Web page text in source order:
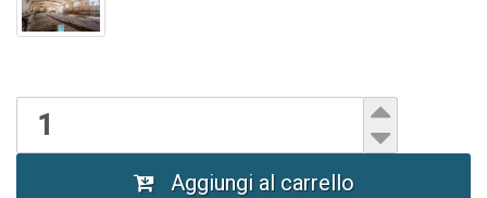
Aggiungi al carrello